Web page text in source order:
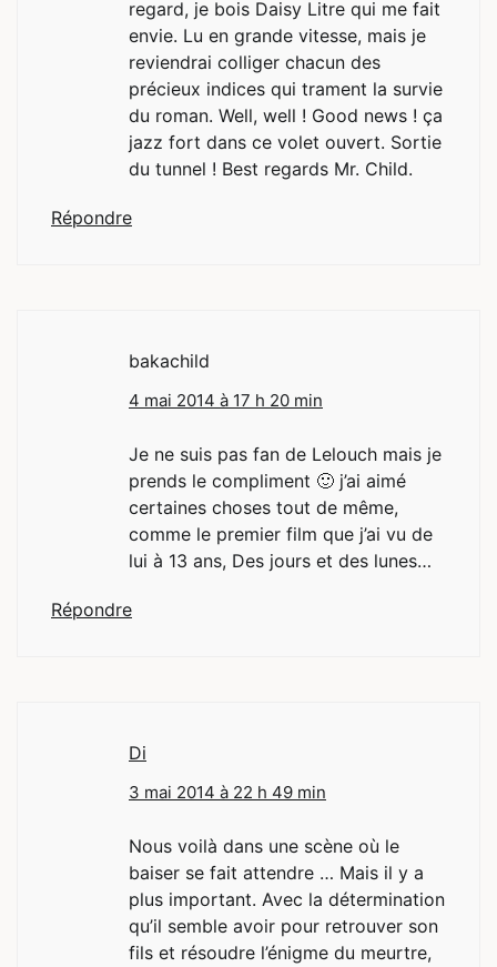
regard, je bois Daisy Litre qui me fait
envie. Lu en grande vitesse, mais je
reviendrai colliger chacun des
précieux indices qui trament la survie
du roman. Well, well ! Good news ! ça
jazz fort dans ce volet ouvert. Sortie
du tunnel ! Best regards Mr. Child.
Répondre
bakachild
4 mai 2014 à 17 h 20 min
Je ne suis pas fan de Lelouch mais je
prends le compliment 🙂 j’ai aimé
certaines choses tout de même,
comme le premier film que j’ai vu de
lui à 13 ans, Des jours et des lunes…
Répondre
Di
3 mai 2014 à 22 h 49 min
Nous voilà dans une scène où le
baiser se fait attendre … Mais il y a
plus important. Avec la détermination
qu’il semble avoir pour retrouver son
fils et résoudre l’énigme du meurtre,